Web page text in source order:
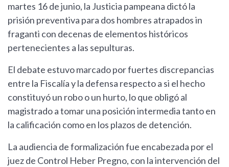
martes 16 de junio, la Justicia pampeana dictó la
prisión preventiva para dos hombres atrapados in
fraganti con decenas de elementos históricos
pertenecientes a las sepulturas.
El debate estuvo marcado por fuertes discrepancias
entre la Fiscalía y la defensa respecto a si el hecho
constituyó un robo o un hurto, lo que obligó al
magistrado a tomar una posición intermedia tanto en
la calificación como en los plazos de detención.
La audiencia de formalización fue encabezada por el
juez de Control Heber Pregno, con la intervención del